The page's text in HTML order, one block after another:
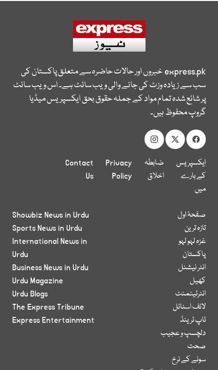
express.pkخبروں اور حالات حاضرہ سے متعلق پاکستان کی
سب سے زیادہ وزٹ کی جانے والی ویب سائٹ ہے۔ اس ویب سائٹ
پر شائع شدہ تمام مواد کے جملہ حقوق بحق ایکسپریس میڈیا
گروپ محفوظ ہیں۔
ایکسپریس
کے بارے
میں
ضابطہ
اخلاق
Privacy
Policy
Contact
Us
صفحۂ اول
تازہ ترین
غزہ لہو لہو
پاکستان
انٹر نیشنل
کھیل
انٹرٹینمنٹ
لائف اسٹائل
ٹاپ ٹرینڈ
دلچسپ و عجیب
صحت
سونے کے نرخ
Showbiz News in Urdu
Sports News in Urdu
International News in
Urdu
Business News in Urdu
Urdu Magazine
Urdu Blogs
The Express Tribune
Express Entertainment